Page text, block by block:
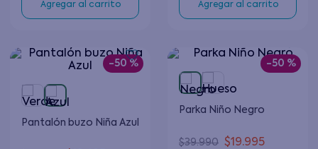
Agregar al carrito Agregar al carrito
-50 %
Pantalón buzo Niña Azul
-50 %
Parka Niño Negro
$39.990 $19.995